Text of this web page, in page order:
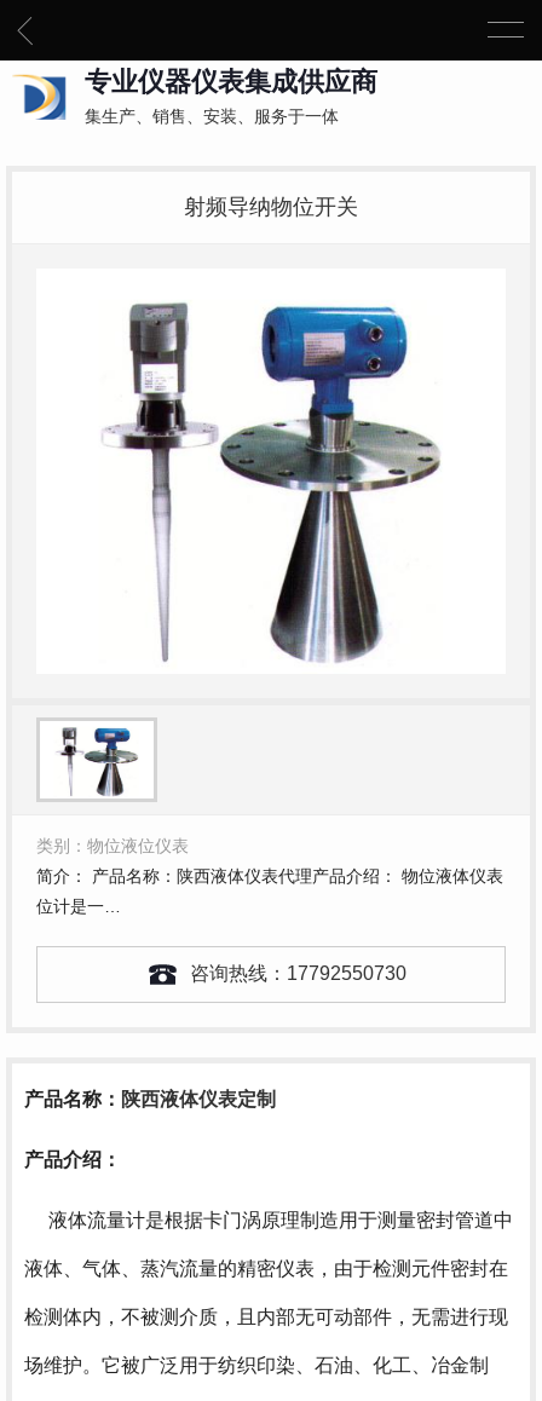
专业仪器仪表集成供应商
集生产、销售、安装、服务于一体
射频导纳物位开关
类别：物位液位仪表
简介： 产品名称：陕西液体仪表代理产品介绍： 物位液体仪表
位计是一…
咨询热线： 17792550730
产品名称： 陕西液体仪表定制
产品介绍：
液体流量计是根据卡门涡原理制造用于测量密封管道中
液体、气体、蒸汽流量的精密仪表，由于检测元件密封在
检测体内，不被测介质，且内部无可动部件，无需进行现
场维护。它被广泛用于纺织印染、石油、化工、冶金制